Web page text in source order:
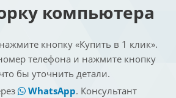
компьютера
кнопку «Купить в 1 клик».
телефона и нажмите кнопку
бы уточнить детали.
WhatsApp. Консультант